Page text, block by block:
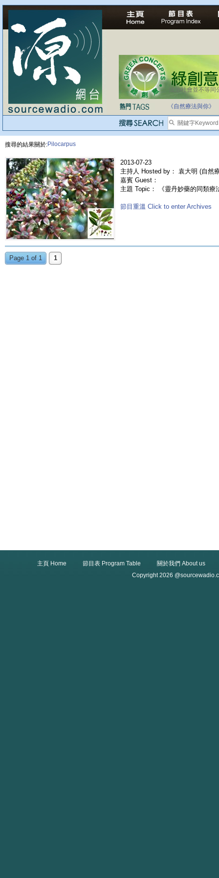
法治社會並不等同
《自然療法與你》
搜尋的結果關於:Pilocarpus
2013-07-23
主持人 Hosted by： 袁大明 (自然
嘉賓 Guest：
主題 Topic： 《靈丹妙藥的同類
節目重溫 Click to enter Archives
Page 1 of 1 1
主頁 Home 節目表 Program Table
關於我們 About us
Copyright 2026